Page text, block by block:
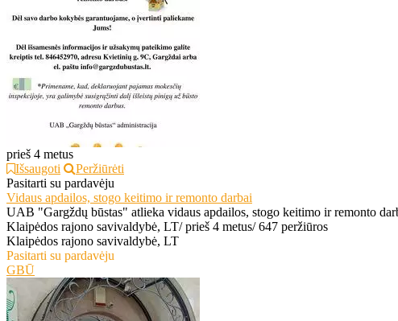
prieš 4 metus
Išsaugoti
Peržiūrėti
Pasitarti su pardavėju
Vidaus apdailos, stogo keitimo ir remonto darbai
UAB "Gargždų būstas" atlieka vidaus apdailos, stogo keitimo ir remonto
Klaipėdos rajono savivaldybė, LT/ prieš 4 metus/ 647 peržiūros
Klaipėdos rajono savivaldybė, LT
Pasitarti su pardavėju
GBŪ